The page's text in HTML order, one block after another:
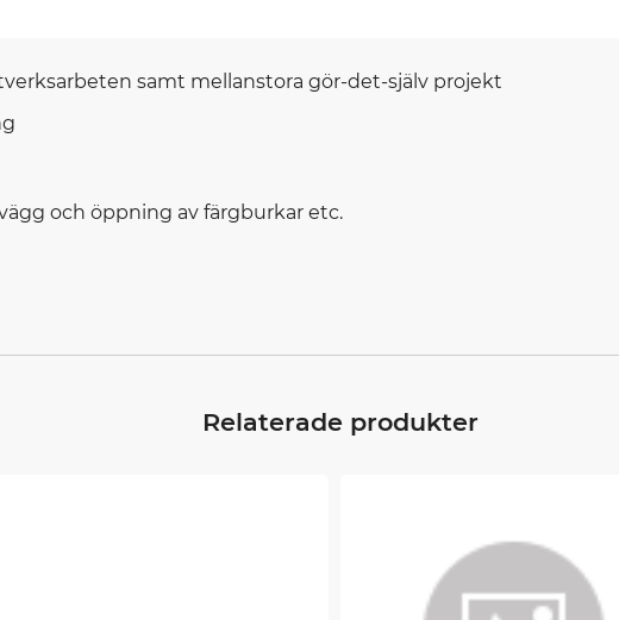
samt mellanstora gör-det-själv projekt
och öppning av färgburkar etc.
Relaterade produkter